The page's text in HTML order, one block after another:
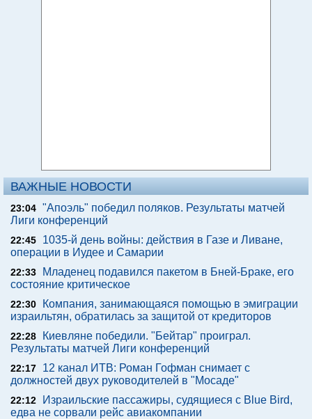
ВАЖНЫЕ НОВОСТИ
23:04 "Апоэль" победил поляков. Результаты матчей
Лиги конференций
22:45
1035-й день войны: действия в Газе и Ливане,
операции в Иудее и Самарии
22:33
Младенец подавился пакетом в Бней-Браке, его
состояние критическое
22:30
Компания, занимающаяся помощью в эмиграции
израильтян, обратилась за защитой от кредиторов
22:28
Киевляне победили. "Бейтар" проиграл.
Результаты матчей Лиги конференций
22:17
12 канал ИТВ: Роман Гофман снимает с
должностей двух руководителей в "Мосаде"
22:12
Израильские пассажиры, судящиеся с Blue Bird,
едва не сорвали рейс авиакомпании